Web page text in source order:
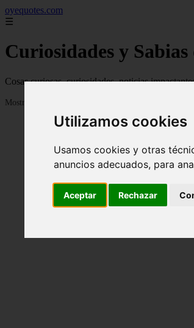
Utilizamos cookies
Usamos cookies y otras
anuncios adecuados, para
Aceptar Rechazar
oyequotes.com
☰
Curiosidades y Sabias
Cosas curiosas, curiosidades, noticias
Mostrando 1 - 24 de 2838 artículos